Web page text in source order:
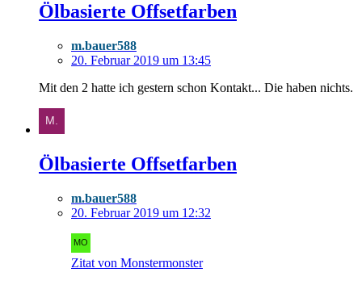
Ölbasierte Offsetfarben
m.bauer588
20. Februar 2019 um 13:45
Mit den 2 hatte ich gestern schon Kontakt... Die haben nichts.
Ölbasierte Offsetfarben
m.bauer588
20. Februar 2019 um 12:32
Zitat von Monstermonster